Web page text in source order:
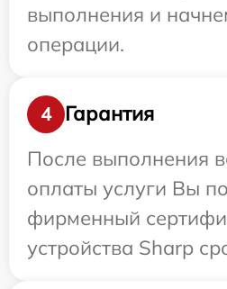
выполнения и
операции.
4
Гарантия
После выполнения
оплаты услуги Вы
фирменный
устройства Sharp